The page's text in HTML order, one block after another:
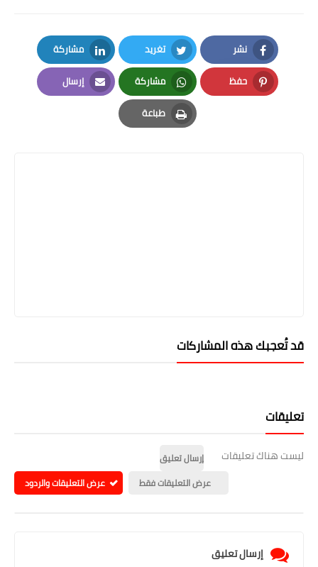
نشر
Facebook
تغريد
Twitter
مشاركة
LinkedIn
حفظ
Pinterest
مشاركة
Whatsapp
إرسال
Email
طباعة
Print
قد تُعجبك هذه المشاركات
تعليقات
ليست هناك تعليقات
إرسال تعليق
عرض التعليقات فقط
عرض التعليقات والردود
إرسال تعليق